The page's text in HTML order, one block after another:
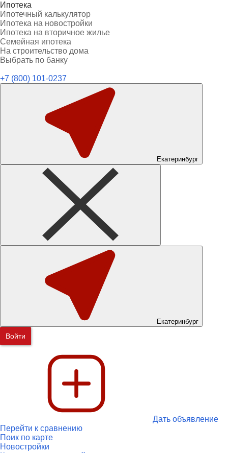
Ипотека
Ипотечный калькулятор
Ипотека на новостройки
Ипотека на вторичное жилье
Семейная ипотека
На строительство дома
Выбрать по банку
+7 (800) 101-0237
Екатеринбург
Екатеринбург
Войти
Дать объявление
Перейти к сравнению
Поик по карте
Новостройки